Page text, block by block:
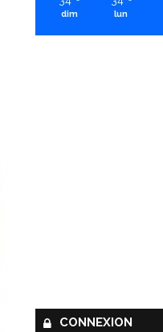
dim lun
CONNEXION